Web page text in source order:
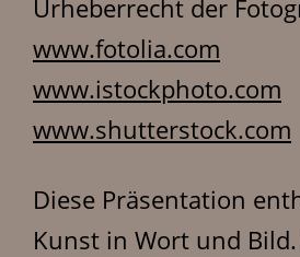
Urheberrecht der
www.fotolia.com
www.istockphoto.com
www.shutterstock.com
Diese Präsentation
Kunst in Wort und